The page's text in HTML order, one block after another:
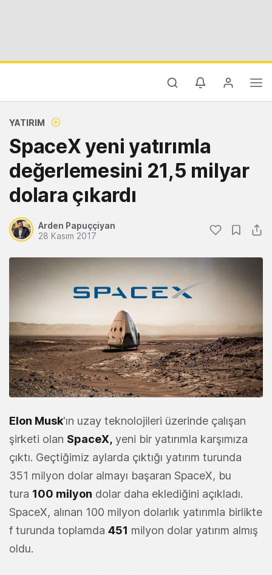
YATIRIM
SpaceX yeni yatırımla
değerlemesini 21,5 milyar
dolara çıkardı
Arden Papuççiyan
28 Kasım 2017
Elon Musk'ın uzay teknolojileri üzerinde çalışan
şirketi olan SpaceX, yeni bir yatırımla karşımıza
çıktı. Geçtiğimiz aylarda çıktığı yatırım turunda
351 milyon dolar almayı başaran SpaceX, bu
tura 100 milyon dolar daha eklediğini açıkladı.
SpaceX, alınan 100 milyon dolarlık yatırımla birlikte
f turunda toplamda 451 milyon dolar yatırım almış
oldu.